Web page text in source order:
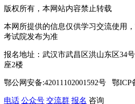
版权所有，本网站内容禁止转载
本网所提供的信息仅供学习交流使用
考试院发布为准
报名地址：武汉市武昌区洪山东区34
座2楼
鄂公网安备:42011102001592号 鄂ICP
电话 公众号 交流群 报名 咨询